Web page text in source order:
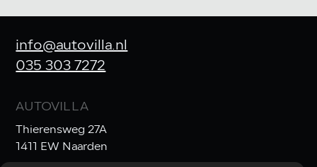
info@autovilla.nl
035 303 7272
AUTOVILLA
Thierensweg 27A
1411 EW Naarden